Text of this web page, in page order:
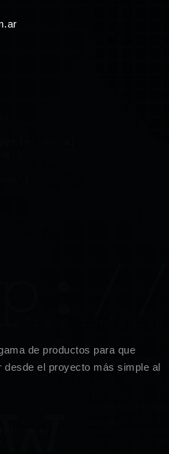
de productos para que
desde el proyecto más simple al